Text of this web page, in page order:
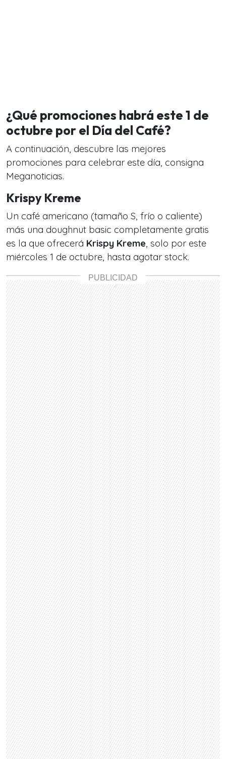
¿Qué promociones habrá este 1 de
octubre por el Día del Café?
A continuación, descubre las mejores
promociones para celebrar este día, consigna
Meganoticias.
Krispy Kreme
Un café americano (tamaño S, frío o caliente)
más una doughnut basic completamente gratis
es la que ofrecerá Krispy Kreme, solo por este
miércoles 1 de octubre, hasta agotar stock.